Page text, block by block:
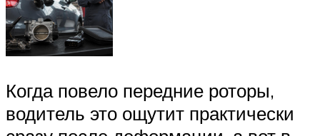
Когда повело передние роторы,
водитель это ощутит практически